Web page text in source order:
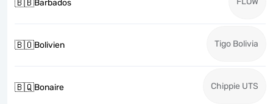
🇧🇧Barbados
🇧🇴Bolivien Tigo Bolivia
🇧🇶Bonaire Chippie UTS